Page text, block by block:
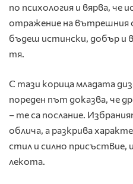
по психология и вярва, че
отражение на вътрешния
бъдеш истински, добър и
тя.
С тази корица младата
пореден път доказва, че
– те са послание.
облича, а разкрива
стил и силно присъствие,
лекота.